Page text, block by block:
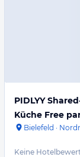
PIDLYY
Küche Free
Bielefeld ·
Keine